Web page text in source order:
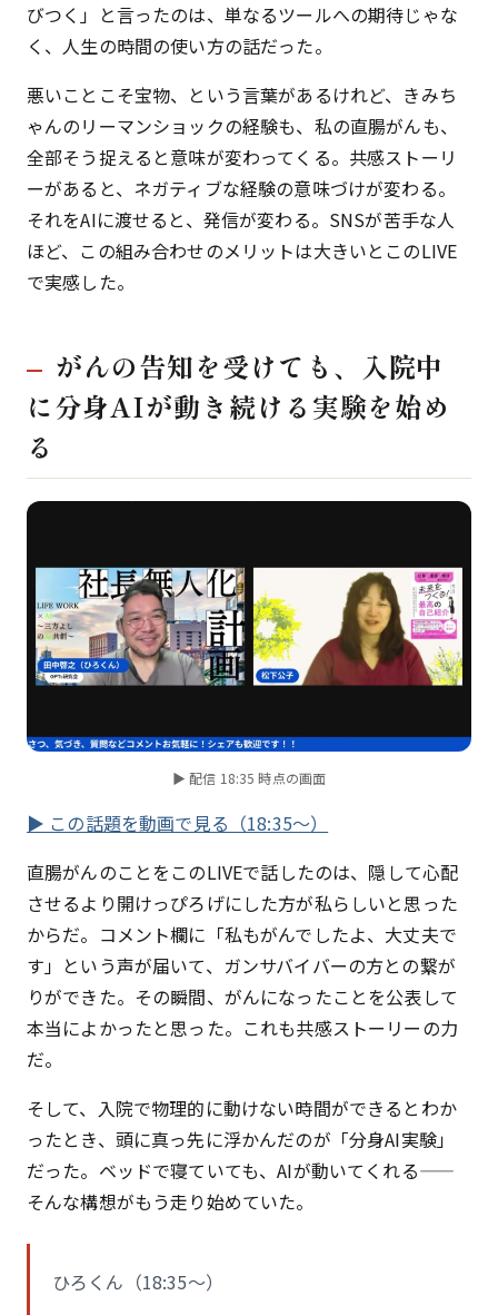
びつく」と言ったのは、単なるツールへの期待じゃな
く、人生の時間の使い方の話だった。
悪いことこそ宝物、という言葉があるけれど、きみち
ゃんのリーマンショックの経験も、私の直腸がんも、
全部そう捉えると意味が変わってくる。共感ストーリ
ーがあると、ネガティブな経験の意味づけが変わる。
それをAIに渡せると、発信が変わる。SNSが苦手な人
ほど、この組み合わせのメリットは大きいとこのLIVE
で実感した。
がんの告知を受けても、入院中
に分身AIが動き続ける実験を始め
る
▶ 配信 18:35 時点の画面
▶ この話題を動画で見る（18:35〜）
直腸がんのことをこのLIVEで話したのは、隠して心配
させるより開けっぴろげにした方が私らしいと思った
からだ。コメント欄に「私もがんでしたよ、大丈夫で
す」という声が届いて、ガンサバイバーの方との繋が
りができた。その瞬間、がんになったことを公表して
本当によかったと思った。これも共感ストーリーの力
だ。
そして、入院で物理的に動けない時間ができるとわか
ったとき、頭に真っ先に浮かんだのが「分身AI実験」
だった。ベッドで寝ていても、AIが動いてくれる——
そんな構想がもう走り始めていた。
ひろくん（18:35〜）